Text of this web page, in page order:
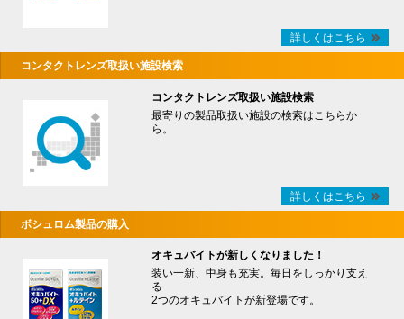
詳しくはこちら
コンタクトレンズ取扱い施設検索
コンタクトレンズ取扱い施設検索
最寄りの製品取扱い施設の検索はこちらか
ら。
詳しくはこちら
ボシュロム製品の購入
オキュバイトが新しくなりました！
装い一新、中身も充実。毎日をしっかり支え
る
2つのオキュバイトが新登場です。